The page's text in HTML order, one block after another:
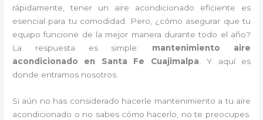
rápidamente, tener un aire acondicionado eficiente es
esencial para tu comodidad. Pero, ¿cómo asegurar que tu
equipo funcione de la mejor manera durante todo el año?
La respuesta es simple: mantenimiento aire
acondicionado en Santa Fe Cuajimalpa. Y aquí es
donde entramos nosotros.
Si aún no has considerado hacerle mantenimiento a tu aire
acondicionado o no sabes cómo hacerlo, no te preocupes.